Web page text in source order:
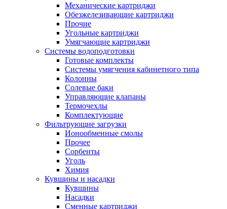
Механические картриджи
Обезжелезивающие картриджи
Прочие
Угольные картриджи
Умягчающие картриджи
Системы водоподготовки
Готовые комплекты
Системы умягчения кабинетного типа
Колонны
Солевые баки
Управляющие клапаны
Термочехлы
Комплектующие
Фильтрующие загрузки
Ионообменные смолы
Прочее
Сорбенты
Уголь
Химия
Кувшины и насадки
Кувшины
Насадки
Сменные картриджи